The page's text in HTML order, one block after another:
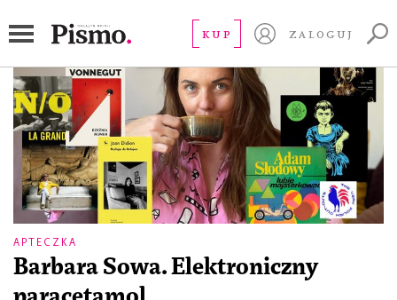
KUP ZALOGUJ
APTECZKA
Barbara Sowa. Elektroniczny